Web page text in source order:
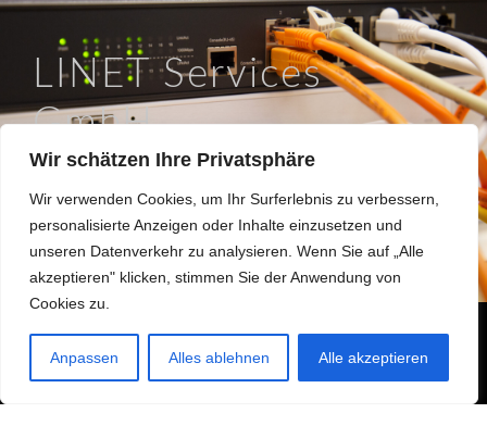
Wir schätzen Ihre Privatsphäre
Wir verwenden Cookies, um Ihr Surferlebnis zu verbessern,
personalisierte Anzeigen oder Inhalte einzusetzen und
unseren Datenverkehr zu analysieren. Wenn Sie auf „Alle
akzeptieren" klicken, stimmen Sie der Anwendung von
Cookies zu.
Anpassen Alles ablehnen Alle akzeptieren
LINET Services
GmbH
So läuft IT in Braunschweig.
Hinter dem Turme 12a, 38114 Braunschweig
0531 / 180508 0
info@linet.de
Hinweisgeberformular